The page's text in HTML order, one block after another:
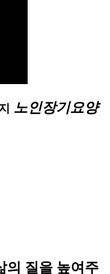
노인장기요양
의 질을 높여주